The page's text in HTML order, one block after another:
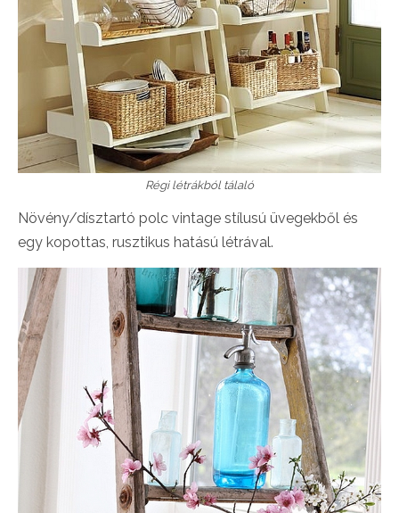
Régi létrákból tálaló
Növény/dísztartó polc vintage stílusú üvegekből és
egy kopottas, rusztikus hatású létrával.